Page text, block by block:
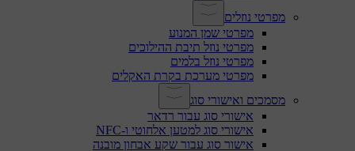
מפרטי נוזלים
מפרטי שמן המנוע
מפרטי נוזל תיבת ההילוכים
מפרטי נוזל בלמים
מפרטי מערכת בקרת האקלים
מסמכים ואישורי סוג
אישורי סוג עבור רדאר
אישורי סוג למטען אלחוטי ו-NFC
אישור סוג עבור שקע אבחון מובנה